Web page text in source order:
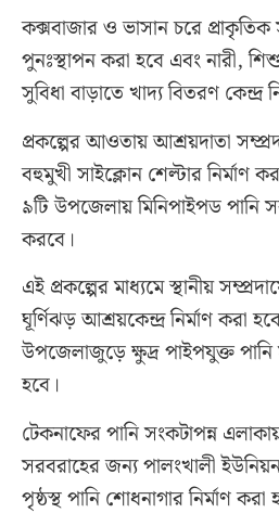
কক্সবাজার ও ভাসান চরে প্রাকৃতিক
পুনঃস্থাপন করা হবে এবং নারী,
সুবিধা বাড়াতে খাদ্য বিতরণ কেন্দ্র
প্রকল্পের আওতায় আশ্রয়দাতা
বহুমুখী সাইক্লোন শেল্টার নির্মাণ
৯টি উপজেলায় মিনিপাইপড পানি
করবে।
এই প্রকল্পের মাধ্যমে স্থানীয়
ঘূর্ণিঝড় আশ্রয়কেন্দ্র নির্মাণ করা
উপজেলাজুড়ে ক্ষুদ্র পাইপযুক্ত পানি
হবে।
টেকনাফের পানি সংকটাপন্ন
সরবরাহের জন্য পালংখালী
পৃষ্ঠস্থ পানি শোধনাগার নির্মাণ